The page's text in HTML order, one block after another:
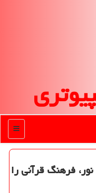
منو
فرهنگ قرآنی را